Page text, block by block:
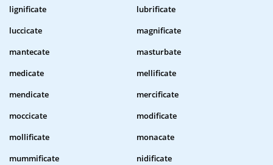
lignificate
lubrificate
luccicate
magnificate
mantecate
masturbate
medicate
mellificate
mendicate
mercificate
moccicate
modificate
mollificate
monacate
mummificate
nidificate